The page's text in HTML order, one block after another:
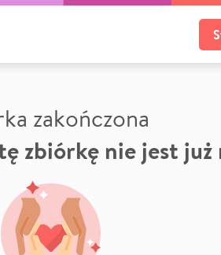
zakończona
zbiórkę nie jest już